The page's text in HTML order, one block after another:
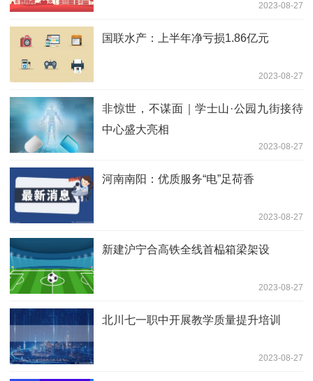
2023-08-27
国联水产：上半年净亏损1.86亿元
2023-08-27
非惊世，不谋面｜学士山·公园九街接待
中心盛大亮相
2023-08-27
河南南阳：优质服务“电”足荷香
2023-08-27
新建沪宁合高铁全线首榀箱梁架设
2023-08-27
北川七一职中开展教学质量提升培训
2023-08-27